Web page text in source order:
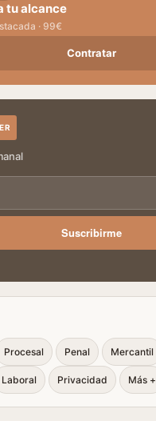
tu alcance
· 99€
Contratar
Suscribirme
Procesal Penal Mercantil
Laboral Privacidad Más +